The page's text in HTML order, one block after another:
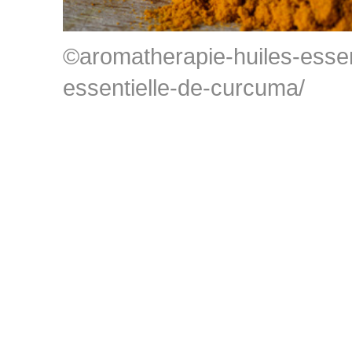
©aromatherapie-huiles-
essentielle-de-curcuma/